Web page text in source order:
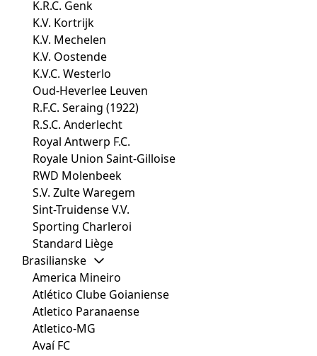
K.R.C. Genk
K.V. Kortrijk
K.V. Mechelen
K.V. Oostende
K.V.C. Westerlo
Oud-Heverlee Leuven
R.F.C. Seraing (1922)
R.S.C. Anderlecht
Royal Antwerp F.C.
Royale Union Saint-Gilloise
RWD Molenbeek
S.V. Zulte Waregem
Sint-Truidense V.V.
Sporting Charleroi
Standard Liège
Brasilianske
America Mineiro
Atlético Clube Goianiense
Atletico Paranaense
Atletico-MG
Avaí FC